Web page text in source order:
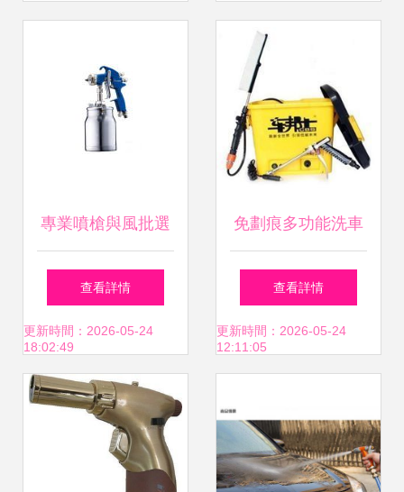
攪拌器
專業噴槍與風批選
購指南 YD系列產
品資訊與批發渠道
解析
查看詳情
更新時間：2026-05-24
18:02:49
免劃痕多功能洗車
器 高性價比汽車清
潔新選擇
查看詳情
更新時間：2026-05-24
12:11:05